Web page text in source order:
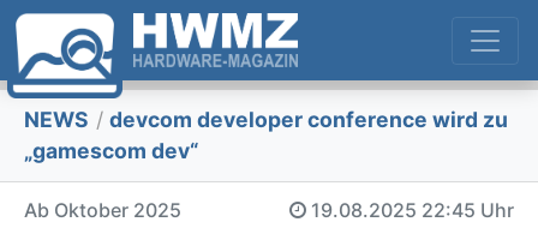
NEWS / devcom developer conference wird zu
„gamescom dev“
Ab Oktober 2025 19.08.2025 22:45 Uhr